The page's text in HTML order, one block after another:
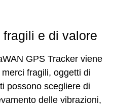
e di valore
GPS Tracker viene
fragili, oggetti di
possono scegliere di
delle vibrazioni,